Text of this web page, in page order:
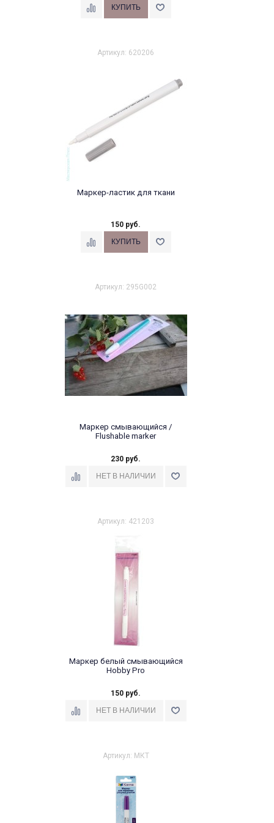
Артикул: 620206
Маркер-ластик для ткани
150 руб.
Артикул: 295G002
Маркер cмывающийся /
Flushable marker
230 руб.
Артикул: 421203
Маркер белый смывающийся
Hobby Pro
150 руб.
Артикул: МКТ